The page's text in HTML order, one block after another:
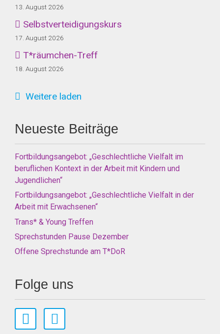
13. August 2026
Selbstverteidigungskurs
17. August 2026
T*räumchen-Treff
18. August 2026
Weitere laden
Neueste Beiträge
Fortbildungsangebot: „Geschlechtliche Vielfalt im
beruflichen Kontext in der Arbeit mit Kindern und
Jugendlichen“
Fortbildungsangebot: „Geschlechtliche Vielfalt in der
Arbeit mit Erwachsenen“
Trans* & Young Treffen
Sprechstunden Pause Dezember
Offene Sprechstunde am T*DoR
Folge uns